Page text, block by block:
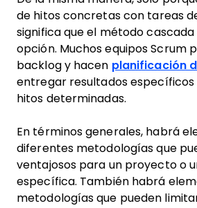
de hitos concretas con tareas
significa que el método cascada
opción. Muchos equipos Scrum
backlog y hacen planificación
entregar resultados específicos
hitos determinadas.
En términos generales, habrá
diferentes metodologías que
ventajosos para un proyecto o
específica. También habrá
metodologías que pueden